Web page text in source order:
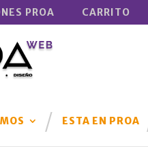
PROA CARRITO
ESTA EN PROA